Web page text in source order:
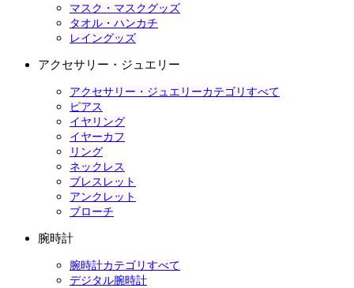
マスク・マスクグッズ
タオル・ハンカチ
レイングッズ
アクセサリー・ジュエリー
アクセサリー・ジュエリーカテゴリすべて
ピアス
イヤリング
イヤーカフ
リング
ネックレス
ブレスレット
アンクレット
ブローチ
腕時計
腕時計カテゴリすべて
デジタル腕時計